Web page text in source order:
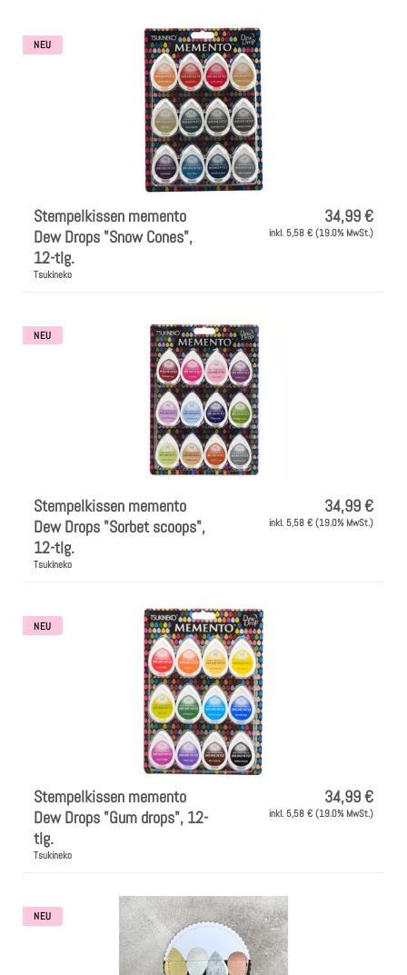
Clear Stamps
Embossing Pulver WOW
Kartendeko Embellishments
Präge-, Universal- Maskierschablonen
Bänder & Garn
Siegelwachs /Papierschöpfen
Zubehör
Frühling/Ostern
Instagram
l
u
n
g
:
NEU
Stempelkissen memento
Dew Drops "Snow Cones",
12-tlg.
Tsukineko
34,99 €
inkl. 5,58 € (19.0% MwSt.)
NEU
Stempelkissen memento
Dew Drops "Sorbet scoops",
12-tlg.
Tsukineko
34,99 €
inkl. 5,58 € (19.0% MwSt.)
NEU
Stempelkissen memento
Dew Drops "Gum drops", 12-
tlg.
Tsukineko
34,99 €
inkl. 5,58 € (19.0% MwSt.)
NEU